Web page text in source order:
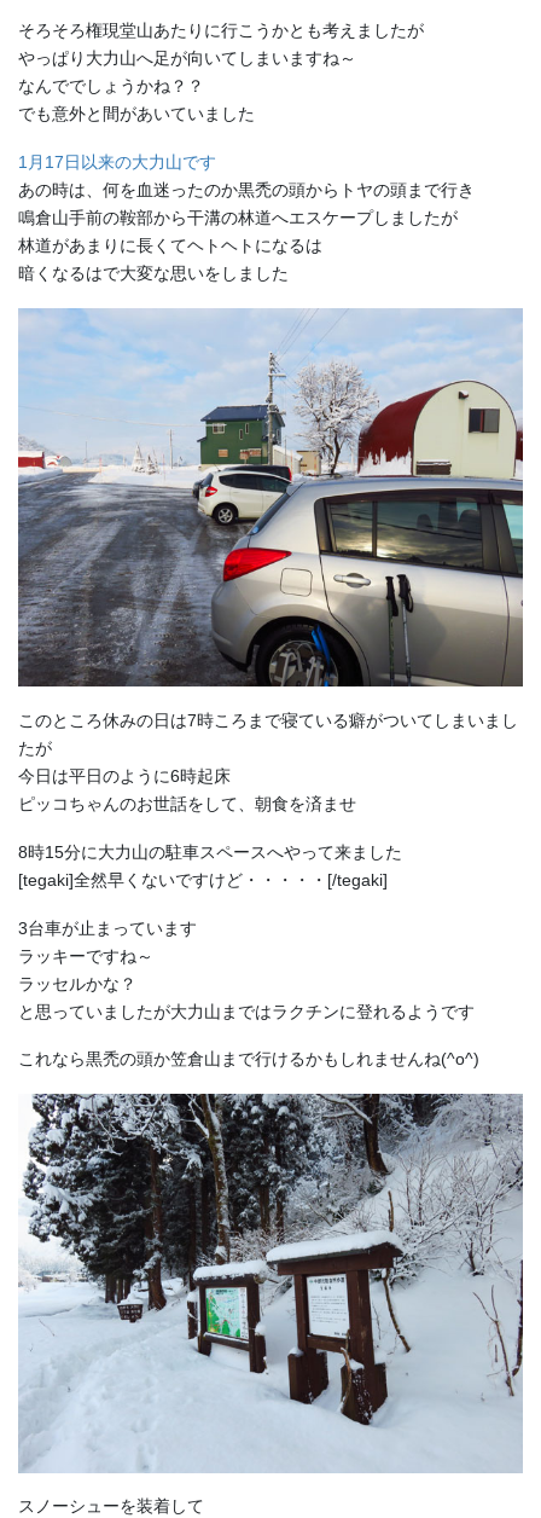
そろそろ権現堂山あたりに行こうかとも考えましたが
やっぱり大力山へ足が向いてしまいますね～
なんででしょうかね？？
でも意外と間があいていました
1月17日以来の大力山です
あの時は、何を血迷ったのか黒禿の頭からトヤの頭まで行き
鳴倉山手前の鞍部から干溝の林道へエスケープしましたが
林道があまりに長くてヘトヘトになるは
暗くなるはで大変な思いをしました
このところ休みの日は7時ころまで寝ている癖がついてしまいまし
たが
今日は平日のように6時起床
ピッコちゃんのお世話をして、朝食を済ませ
8時15分に大力山の駐車スペースへやって来ました
[tegaki]全然早くないですけど・・・・・[/tegaki]
3台車が止まっています
ラッキーですね～
ラッセルかな？
と思っていましたが大力山まではラクチンに登れるようです
これなら黒禿の頭か笠倉山まで行けるかもしれませんね(^o^)
スノーシューを装着して